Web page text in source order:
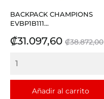
BACKPACK CHAMPIONS
EVBP1B111...
Precio
₡31.097,60 Precio
₡38.872,00
Añadir al carrito